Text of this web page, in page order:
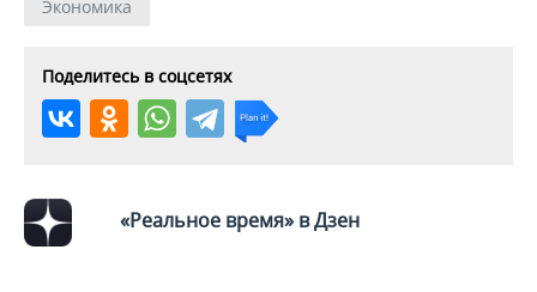
Экономика
Поделитесь в соцсетях
«Реальное время» в Дзен